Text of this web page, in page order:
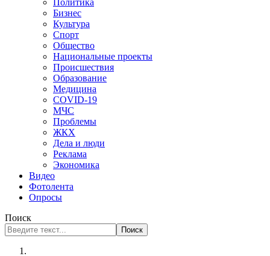
Политика
Бизнес
Культура
Спорт
Общество
Национальные проекты
Происшествия
Образование
Медицина
COVID-19
МЧС
Проблемы
ЖКХ
Дела и люди
Реклама
Экономика
Видео
Фотолента
Опросы
Поиск
Поиск